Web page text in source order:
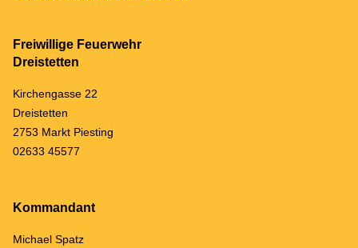
Freiwillige Feuerwehr
Dreistetten
Kirchengasse 22
Dreistetten
2753 Markt Piesting
02633 45577
Kommandant
Michael Spatz